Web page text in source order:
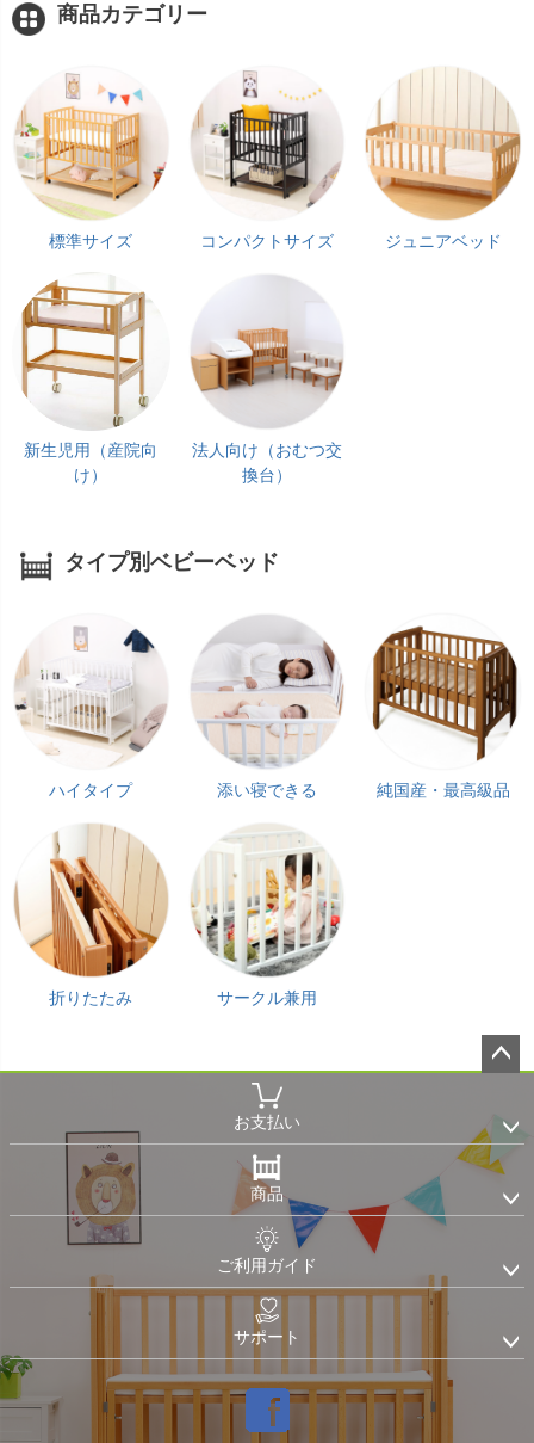
商品カテゴリー
標準サイズ コンパクトサイズ ジュニアベッド
新生児用（産院向
け）
法人向け（おむつ交
換台）
タイプ別ベビーベッド
ハイタイプ 添い寝できる 純国産・最高級品
折りたたみ サークル兼用
ップ
へ
お支払い
商品
ご利用ガイド
サポート